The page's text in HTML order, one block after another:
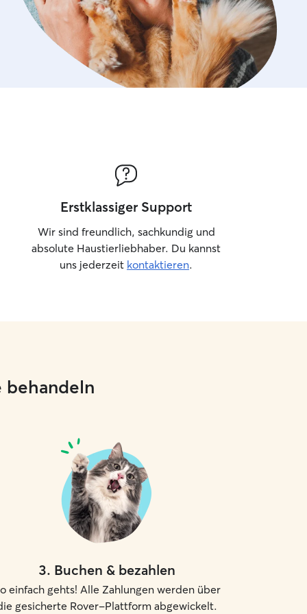
Erstklassiger Support
Wir sind freundlich, sachkundig und
absolute Haustierliebhaber. Du kannst
uns jederzeit kontaktieren.
behandeln
3. Buchen & bezahlen
einfach gehts! Alle Zahlungen werden über
gesicherte Rover-Plattform abgewickelt.